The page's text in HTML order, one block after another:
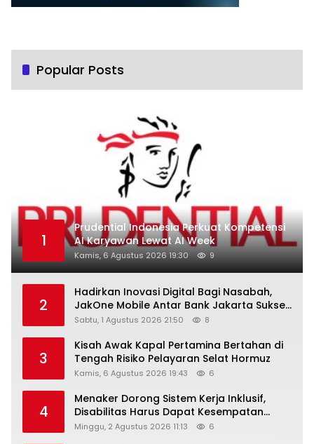
Popular Posts
1
Prudential Indonesia Perkuat Kompetensi
AI Karyawan Lewat AI Week
Kamis, 6 Agustus 2026 19:30 9
2
Hadirkan Inovasi Digital Bagi Nasabah,
JakOne Mobile Antar Bank Jakarta Sukses
Raih Digital Excellence Awards 2026
Sabtu, 1 Agustus 2026 21:50 8
3
Kisah Awak Kapal Pertamina Bertahan di
Tengah Risiko Pelayaran Selat Hormuz
Kamis, 6 Agustus 2026 19:43 6
4
Menaker Dorong Sistem Kerja Inklusif,
Disabilitas Harus Dapat Kesempatan
Setara
Minggu, 2 Agustus 2026 11:13 6